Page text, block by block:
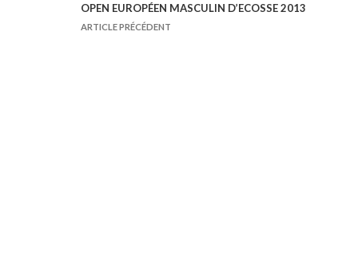
N
OPEN EUROPÉEN MASCULIN D’ECOSSE 2013
ARTICLE PRÉCÉDENT